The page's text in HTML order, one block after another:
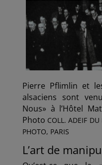
Pierre Pflimlin et
alsaciens sont
Nous» à l’Hôtel
Photo COLL. ADEIF DU
PHOTO, PARIS
L’art de